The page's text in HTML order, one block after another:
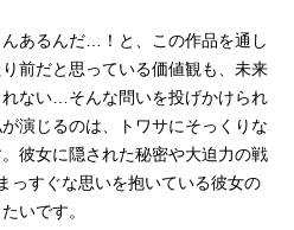
あるんだ…！と、この作品を通し
前だと思っている価値観も、未来
ない…そんな問いを投げかけられ
演じるのは、トワサにそっくりな
彼女に隠された秘密や大迫力の戦
っすぐな思いを抱いている彼女の
いです。